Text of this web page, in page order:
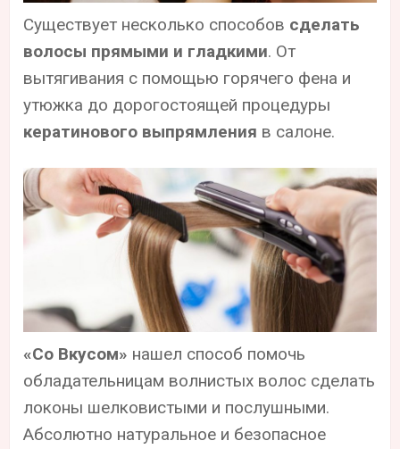
Существует несколько способов сделать
волосы прямыми и гладкими. От
вытягивания с помощью горячего фена и
утюжка до дорогостоящей процедуры
кератинового выпрямления в салоне.
«Со Вкусом» нашел способ помочь
обладательницам волнистых волос сделать
локоны шелковистыми и послушными.
Абсолютно натуральное и безопасное